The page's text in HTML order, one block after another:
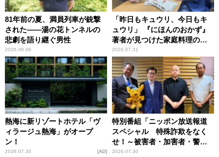
81年前の夏、満員列車が銃撃
された――湯の花トンネルの
悲劇を語り継ぐ男性
2026.08.06
「昨日もキュウリ、今日もキ
ュウリ」 『にほんのおかず』
著者が見つけた家庭料理の知
恵
2026.07.31
熱海に新リゾートホテル「ヴ
ィラージュ熱海」がオープ
ン！
2026.07.30 AD
特別番組「ニッポン放送報道
スペシャル 特殊詐欺をなく
せ！～被害者・加害者・警視
庁が語るトクリュウの実態
2026.07.30